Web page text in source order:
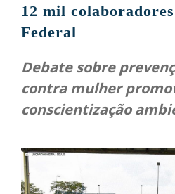
12 mil
Federal
Debate sobre
contra mulher
conscientização